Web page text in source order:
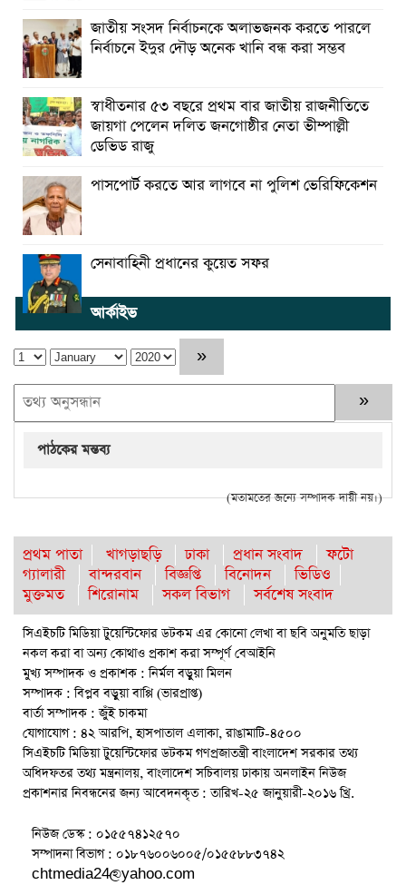
জাতীয় সংসদ নির্বাচনকে অলাভজনক করতে পারলে
নির্বাচনে ইদুর দৌড় অনেক খানি বন্ধ করা সম্ভব
স্বাধীতনার ৫৩ বছরে প্রথম বার জাতীয় রাজনীতিতে
জায়গা পেলেন দলিত জনগোষ্ঠীর নেতা ভীম্পাল্লী
ডেভিড রাজু
পাসপোর্ট করতে আর লাগবে না পুলিশ ভেরিফিকেশন
সেনাবাহিনী প্রধানের কুয়েত সফর
আর্কাইভ
পাঠকের মন্তব্য
(মতামতের জন্যে সম্পাদক দায়ী নয়।)
প্রথম পাতা খাগড়াছড়ি ঢাকা প্রধান সংবাদ
ফটো
গ্যালারী
বান্দরবান বিজ্ঞপ্তি বিনোদন
ভিডিও
মুক্তমত
শিরোনাম সকল বিভাগ সর্বশেষ সংবাদ
সিএইচটি মিডিয়া টুয়েন্টিফোর ডটকম এর কোনো লেখা বা ছবি অনুমতি ছাড়া
নকল করা বা অন্য কোথাও প্রকাশ করা সম্পূর্ণ বেআইনি
মুখ্য সম্পাদক ও প্রকাশক : নির্মল বড়ুয়া মিলন
সম্পাদক : বিপ্লব বড়ুয়া বাপ্পি (ভারপ্রাপ্ত)
বার্তা সম্পাদক : জুঁই চাকমা
যোগাযোগ : ৪২ আরপি, হাসপাতাল এলাকা, রাঙামাটি-৪৫০০
সিএইচটি মিডিয়া টুয়েন্টিফোর ডটকম গণপ্রজাতন্ত্রী বাংলাদেশ সরকার তথ্য
অধিদফতর তথ্য মন্ত্রনালয়, বাংলাদেশ সচিবালয় ঢাকায় অনলাইন নিউজ
প্রকাশনার নিবন্ধনের জন্য আবেদনকৃত : তারিখ-২৫ জানুয়ারী-২০১৬ খ্রি.
নিউজ ডেস্ক : ০১৫৫৭৪১২৫৭০
সম্পাদনা বিভাগ : ০১৮৭৬০০৬০০৫/০১৫৫৮৮৩৭৪২
chtmedia24@yahoo.com